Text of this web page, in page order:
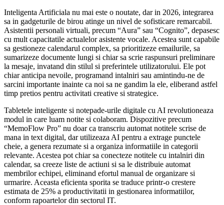
Inteligenta Artificiala nu mai este o noutate, dar in 2026, integrarea
sa in gadgeturile de birou atinge un nivel de sofisticare remarcabil.
Asistentii personali virtuali, precum “Aura” sau “Cognito”, depasesc
cu mult capacitatile actualelor asistente vocale. Acestea sunt capabile
sa gestioneze calendarul complex, sa prioritizeze emailurile, sa
sumarizeze documente lungi si chiar sa scrie raspunsuri preliminare
la mesaje, invatand din stilul si preferintele utilizatorului. Ele pot
chiar anticipa nevoile, programand intalniri sau amintindu-ne de
sarcini importante inainte ca noi sa ne gandim la ele, eliberand astfel
timp pretios pentru activitati creative si strategice.
Tabletele inteligente si notepade-urile digitale cu AI revolutioneaza
modul in care luam notite si colaboram. Dispozitive precum
“MemoFlow Pro” nu doar ca transcriu automat notitele scrise de
mana in text digital, dar utilizeaza AI pentru a extrage punctele
cheie, a genera rezumate si a organiza informatiile in categorii
relevante. Acestea pot chiar sa conecteze notitele cu intalniri din
calendar, sa creeze liste de actiuni si sa le distribuie automat
membrilor echipei, eliminand efortul manual de organizare si
urmarire. Aceasta eficienta sporita se traduce printr-o crestere
estimata de 25% a productivitatii in gestionarea informatiilor,
conform rapoartelor din sectorul IT.